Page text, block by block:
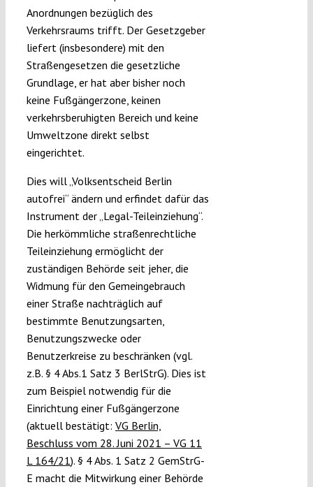
Anordnungen bezüglich des
Verkehrsraums trifft. Der Gesetzgeber
liefert (insbesondere) mit den
Straßengesetzen die gesetzliche
Grundlage, er hat aber bisher noch
keine Fußgängerzone, keinen
verkehrsberuhigten Bereich und keine
Umweltzone direkt selbst
eingerichtet.
Dies will „Volksentscheid Berlin
autofrei“ ändern und erfindet dafür das
Instrument der „Legal-Teileinziehung“.
Die herkömmliche straßenrechtliche
Teileinziehung ermöglicht der
zuständigen Behörde seit jeher, die
Widmung für den Gemeingebrauch
einer Straße nachträglich auf
bestimmte Benutzungsarten,
Benutzungszwecke oder
Benutzerkreise zu beschränken (vgl.
z.B. § 4 Abs.1 Satz 3 BerlStrG). Dies ist
zum Beispiel notwendig für die
Einrichtung einer Fußgängerzone
(aktuell bestätigt: VG Berlin,
Beschluss vom 28. Juni 2021 – VG 11
L 164/21). § 4 Abs. 1 Satz 2 GemStrG-
E macht die Mitwirkung einer Behörde